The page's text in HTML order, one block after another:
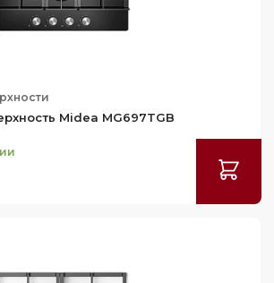
Midea MG697TGB